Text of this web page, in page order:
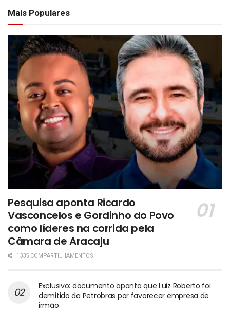
Mais Populares
Pesquisa aponta Ricardo
Vasconcelos e Gordinho do Povo
como líderes na corrida pela
Câmara de Aracaju
1335 COMPARTILHAMENTOS
Exclusivo: documento aponta que Luiz Roberto foi
demitido da Petrobras por favorecer empresa de
irmão